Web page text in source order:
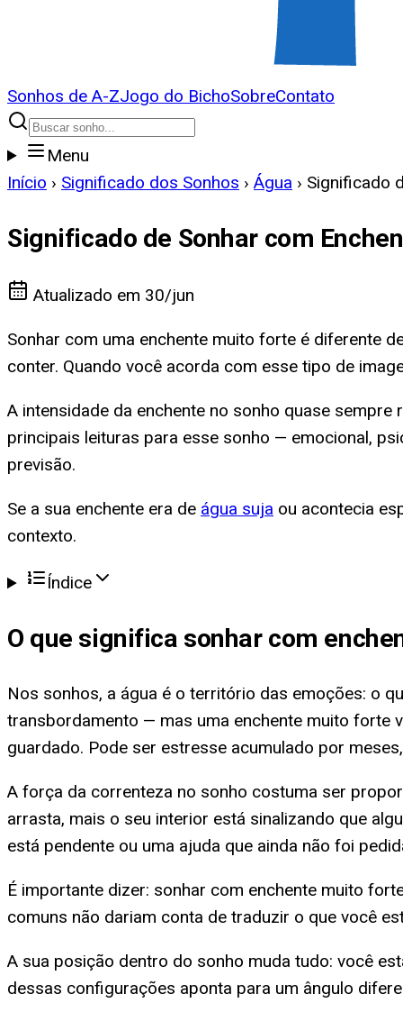
Sonhos de A-ZJogo do BichoSobreContato
Menu
Início › Significado dos Sonhos › Água › Significado
Significado de Sonhar com
Atualizado em 30/jun
Sonhar com uma enchente muito forte é diferente
conter. Quando você acorda com esse tipo de
A intensidade da enchente no sonho quase
principais leituras para esse sonho — emocional,
previsão.
Se a sua enchente era de água suja ou acontecia
contexto.
Índice
O que significa sonhar com
Nos sonhos, a água é o território das emoções: o
transbordamento — mas uma enchente muito forte
guardado. Pode ser estresse acumulado por
A força da correnteza no sonho costuma ser
arrasta, mais o seu interior está sinalizando que
está pendente ou uma ajuda que ainda não foi
É importante dizer: sonhar com enchente muito
comuns não dariam conta de traduzir o que você
A sua posição dentro do sonho muda tudo: você
dessas configurações aponta para um ângulo